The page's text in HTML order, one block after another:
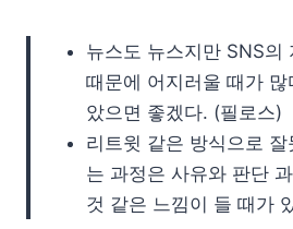
뉴스도 뉴스지만 SNS의
때문에 어지러울 때가
았으면 좋겠다. (필로스)
리트윗 같은 방식으로
는 과정은 사유와 판단
것 같은 느낌이 들 때가